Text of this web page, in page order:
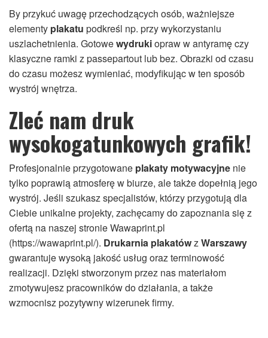
By przykuć uwagę przechodzących osób, ważniejsze
elementy plakatu podkreśl np. przy wykorzystaniu
uszlachetnienia. Gotowewydrukiopraw w antyramę czy
klasyczne ramki z passepartout lub bez. Obrazki od czasu
do czasu możesz wymieniać, modyfikując w ten sposób
wystrój wnętrza.
Zleć nam druk
wysokogatunkowych grafik!
Profesjonalnie przygotowane plakaty motywacyjne nie
tylko poprawią atmosferę w biurze, ale także dopełnią jego
wystrój. Jeśli szukasz specjalistów, którzy przygotują dla
Ciebie unikalne projekty, zachęcamy do zapoznania się z
ofertą na naszej stronie Wawaprint.pl
(https://wawaprint.pl/). Drukarnia plakatówzWarszawy
gwarantuje wysoką jakość usług oraz terminowość
realizacji. Dzięki stworzonym przez nas materiałom
zmotywujesz pracowników do działania, a także
wzmocnisz pozytywny wizerunek firmy.